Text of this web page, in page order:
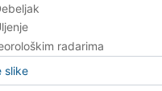
radarima
slike